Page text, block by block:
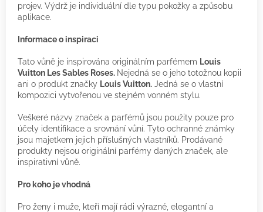
projev. Výdrž je individuální dle typu pokožky a způsobu
aplikace.
Informace o inspiraci
Tato vůně je inspirována originálním parfémem Louis
Vuitton Les Sables Roses. Nejedná se o jeho totožnou kopii
ani o produkt značky Louis Vuitton. Jedná se o vlastní
kompozici vytvořenou ve stejném vonném stylu.
Veškeré názvy značek a parfémů jsou použity pouze pro
účely identifikace a srovnání vůní. Tyto ochranné známky
jsou majetkem jejich příslušných vlastníků. Prodávané
produkty nejsou originální parfémy daných značek, ale
inspirativní vůně.
Pro koho je vhodná
Pro ženy i muže, kteří mají rádi výrazné, elegantní a